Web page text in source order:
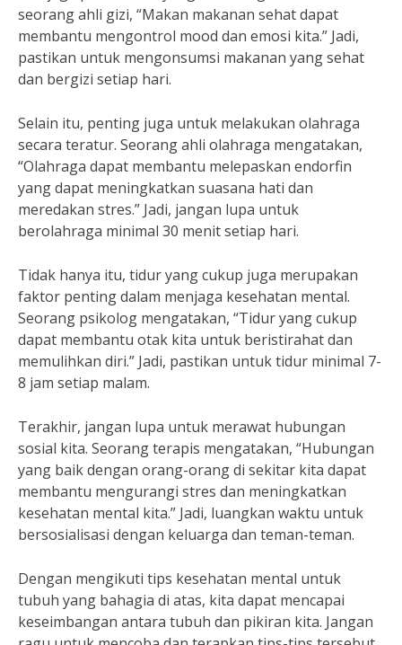
seorang ahli gizi, “Makan makanan sehat dapat
membantu mengontrol mood dan emosi kita.” Jadi,
pastikan untuk mengonsumsi makanan yang sehat
dan bergizi setiap hari.
Selain itu, penting juga untuk melakukan olahraga
secara teratur. Seorang ahli olahraga mengatakan,
“Olahraga dapat membantu melepaskan endorfin
yang dapat meningkatkan suasana hati dan
meredakan stres.” Jadi, jangan lupa untuk
berolahraga minimal 30 menit setiap hari.
Tidak hanya itu, tidur yang cukup juga merupakan
faktor penting dalam menjaga kesehatan mental.
Seorang psikolog mengatakan, “Tidur yang cukup
dapat membantu otak kita untuk beristirahat dan
memulihkan diri.” Jadi, pastikan untuk tidur minimal 7-
8 jam setiap malam.
Terakhir, jangan lupa untuk merawat hubungan
sosial kita. Seorang terapis mengatakan, “Hubungan
yang baik dengan orang-orang di sekitar kita dapat
membantu mengurangi stres dan meningkatkan
kesehatan mental kita.” Jadi, luangkan waktu untuk
bersosialisasi dengan keluarga dan teman-teman.
Dengan mengikuti tips kesehatan mental untuk
tubuh yang bahagia di atas, kita dapat mencapai
keseimbangan antara tubuh dan pikiran kita. Jangan